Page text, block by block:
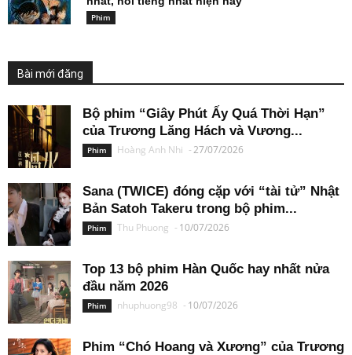
Phim
Bài mới đăng
Bộ phim “Giây Phút Ấy Quá Thời Hạn”
của Trương Lăng Hách và Vương...
Phim Hoàng Anh Nhi -27/07/2026
Sana (TWICE) đóng cặp với “tài tử” Nhật
Bản Satoh Takeru trong bộ phim...
Phim Thu Phuong - 10/07/2026
Top 13 bộ phim Hàn Quốc hay nhất nửa
đầu năm 2026
Phim nhuphuong98 - 10/07/2026
Phim “Chó Hoang và Xương” của Trương